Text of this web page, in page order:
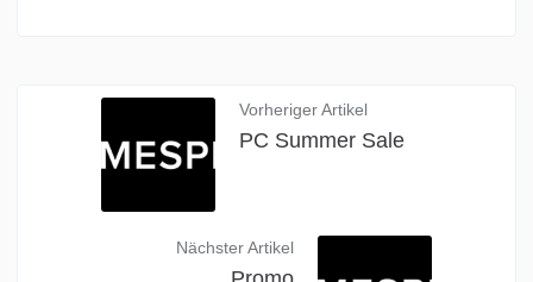
Vorheriger Artikel
PC Summer Sale
Nächster Artikel